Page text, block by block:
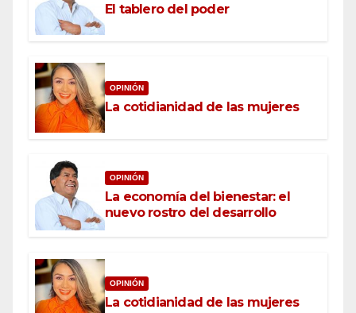
El tablero del poder
OPINIÓN
La cotidianidad de las mujeres
OPINIÓN
La economía del bienestar: el
nuevo rostro del desarrollo
OPINIÓN
La cotidianidad de las mujeres